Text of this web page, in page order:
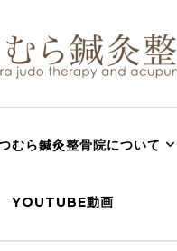
整体 鍼
むら鍼灸整骨院について
YOUTUBE動画